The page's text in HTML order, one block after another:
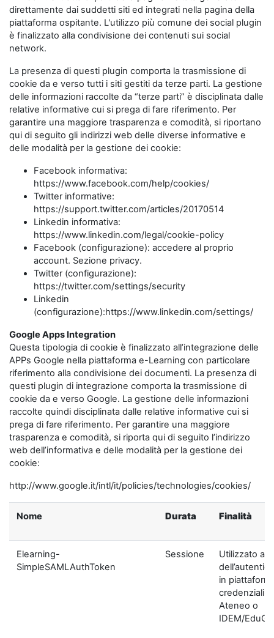
direttamente dai suddetti siti ed integrati nella pagina della
piattaforma ospitante. L'utilizzo più comune dei social plugin
è finalizzato alla condivisione dei contenuti sui social
network.
La presenza di questi plugin comporta la trasmissione di
cookie da e verso tutti i siti gestiti da terze parti. La gestione
delle informazioni raccolte da “terze parti” è disciplinata dalle
relative informative cui si prega di fare riferimento. Per
garantire una maggiore trasparenza e comodità, si riportano
qui di seguito gli indirizzi web delle diverse informative e
delle modalità per la gestione dei cookie:
Facebook informativa:
https://www.facebook.com/help/cookies/
Twitter informative:
https://support.twitter.com/articles/20170514
Linkedin informativa:
https://www.linkedin.com/legal/cookie-policy
Facebook (configurazione): accedere al proprio
account. Sezione privacy.
Twitter (configurazione):
https://twitter.com/settings/security
Linkedin
(configurazione):https://www.linkedin.com/settings/
Google Apps Integration
Questa tipologia di cookie è finalizzato all’integrazione delle
APPs Google nella piattaforma e-Learning con particolare
riferimento alla condivisione dei documenti. La presenza di
questi plugin di integrazione comporta la trasmissione di
cookie da e verso Google. La gestione delle informazioni
raccolte quindi disciplinata dalle relative informative cui si
prega di fare riferimento. Per garantire una maggiore
trasparenza e comodità, si riporta qui di seguito l’indirizzo
web dell’informativa e delle modalità per la gestione dei
cookie:
http://www.google.it/intl/it/policies/technologies/cookies/
Nome Durata Finalità
Elearning-
SimpleSAMLAuthToken
Sessione
Utilizzato ai
in
credenziali di
Ateneo o
IDEM/